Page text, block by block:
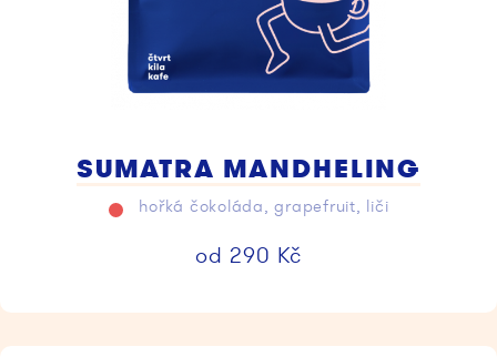
SUMATRA MANDHELING
hořká čokoláda, grapefruit, liči
od 290 Kč